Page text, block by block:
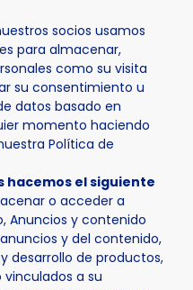
socios usamos
para almacenar,
como su visita
su consentimiento u
datos basado en
momento haciendo
Política de
hacemos el siguiente
o acceder a
Anuncios y contenido
y del contenido,
desarrollo de productos,
a su
Noticia - La Nucía